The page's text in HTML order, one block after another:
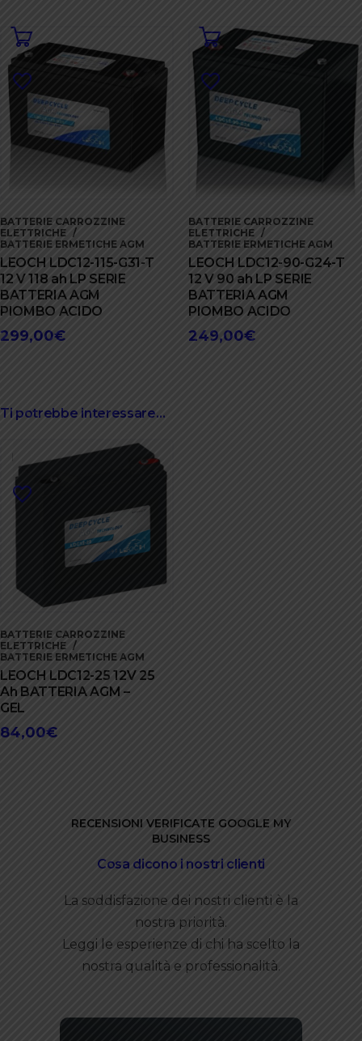
26,00€.
BATTERIE CARROZZINE
ELETTRICHE
BATTERIE ERMETICHE AGM
LEOCH LDC12-115-G31-T
12 V 118 ah LP SERIE
BATTERIA AGM
PIOMBO ACIDO
299,00€
BATTERIE CARROZZINE
ELETTRICHE
BATTERIE ERMETICHE AGM
LEOCH LDC12-90-G24-T
12 V 90 ah LP SERIE
BATTERIA AGM
PIOMBO ACIDO
249,00€
Ti potrebbe interessare…
BATTERIE CARROZZINE
ELETTRICHE
BATTERIE ERMETICHE AGM
LEOCH LDC12-25 12V 25
Ah BATTERIA AGM –
GEL
84,00€
RECENSIONI VERIFICATE GOOGLE MY
BUSINESS
Cosa dicono i nostri clienti
La soddisfazione dei nostri clienti è la
nostra priorità.
Leggi le esperienze di chi ha scelto la
nostra qualità e professionalità.